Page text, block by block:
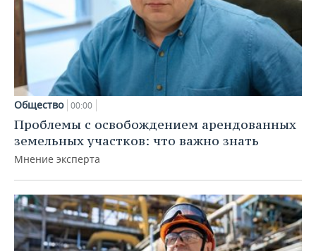
Общество 00:00
Проблемы с освобождением арендованных
земельных участков: что важно знать
Мнение эксперта